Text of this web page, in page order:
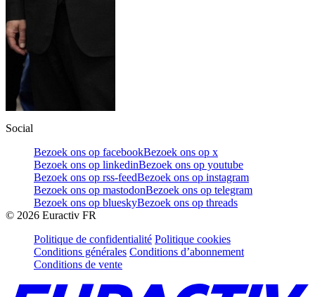
Social
Bezoek ons op facebookBezoek ons op x
Bezoek ons op linkedinBezoek ons op youtube
Bezoek ons op rss-feedBezoek ons op instagram
Bezoek ons op mastodonBezoek ons op telegram
Bezoek ons op blueskyBezoek ons op threads
© 2026 Euractiv FR
Politique de confidentialité Politique cookies
Conditions générales Conditions d’abonnement
Conditions de vente